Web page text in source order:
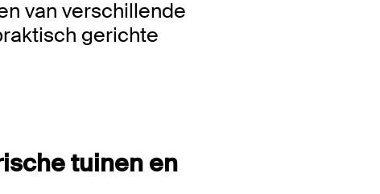
van verschillende
gerichte
tuinen en